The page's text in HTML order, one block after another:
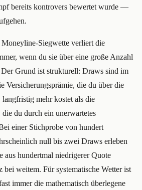
bereits kontrovers bewertet wurde —
Siegwette verliert die
wenn du sie über eine große Anzahl
Der Grund ist strukturell: Draws sind im
Versicherungsprämie, die du über die
mehr kostet als die
du durch ein unerwartetes
einer Stichprobe von hundert
null bis zwei Draws erleben
hundertmal niedrigerer Quote
bei weitem. Für systematische Wetter ist
immer die mathematisch überlegene